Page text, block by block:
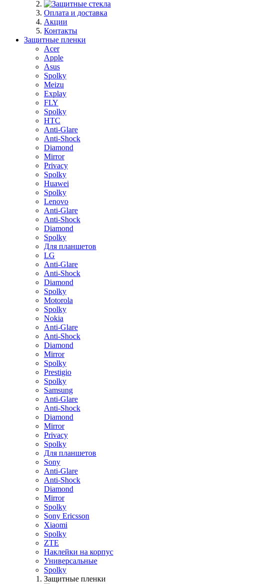
Оплата и доставка
Акции
Контакты
Защитные пленки
Acer
Apple
Asus
Spolky
Meizu
Explay
FLY
Spolky
HTC
Anti-Glare
Anti-Shock
Diamond
Mirror
Privacy
Spolky
Huawei
Spolky
Lenovo
Anti-Glare
Anti-Shock
Diamond
Spolky
Для планшетов
LG
Anti-Glare
Anti-Shock
Diamond
Spolky
Motorola
Spolky
Nokia
Anti-Glare
Anti-Shock
Diamond
Mirror
Spolky
Prestigio
Spolky
Samsung
Anti-Glare
Anti-Shock
Diamond
Mirror
Privacy
Spolky
Для планшетов
Sony
Anti-Glare
Anti-Shock
Diamond
Mirror
Spolky
Sony Ericsson
Xiaomi
Spolky
ZTE
Наклейки на корпус
Универсальные
Spolky
Защитные пленки